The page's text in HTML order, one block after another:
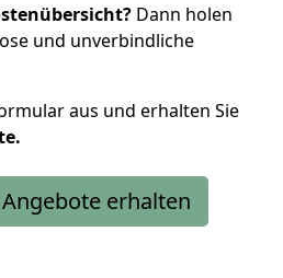
Dann holen
und unverbindliche
aus und erhalten Sie
erhalten